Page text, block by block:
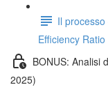
Il
Efficiency
BONUS: Analisi
2025)